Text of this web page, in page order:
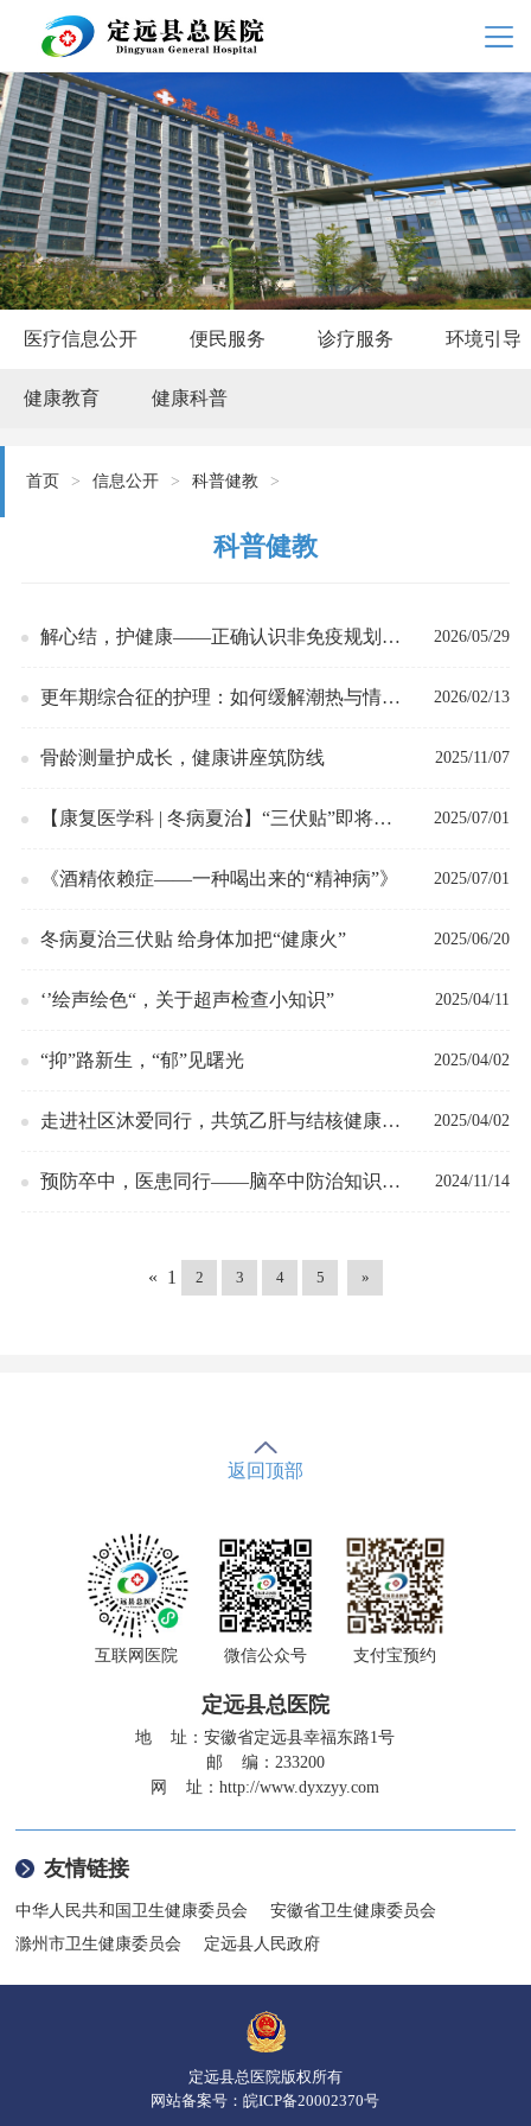
医疗信息公开 便民服务 诊疗服务 环境引导
健康教育 健康科普
首页 > 信息公开 > 科普健教 >
科普健教
解心结，护健康——正确认识非免疫规划疫
苗
2026/05/29
更年期综合征的护理：如何缓解潮热与情绪
波动
2026/02/13
骨龄测量护成长，健康讲座筑防线 2025/11/07
【康复医学科 | 冬病夏治】“三伏贴”即将上
线！
2025/07/01
《酒精依赖症——一种喝出来的“精神病”》 2025/07/01
冬病夏治三伏贴 给身体加把“健康火” 2025/06/20
‘’绘声绘色“，关于超声检查小知识” 2025/04/11
“抑”路新生，“郁”见曙光 2025/04/02
走进社区沐爱同行，共筑乙肝与结核健康防
线
2025/04/02
预防卒中，医患同行——脑卒中防治知识患 2024/11/14
« 1 2 3 4 5 »
返回顶部
互联网医院 微信公众号 支付宝预约
定远县总医院
地 址：安徽省定远县幸福东路1号
邮 编：233200
网 址：http://www.dyxzyy.com
友情链接
中华人民共和国卫生健康委员会
安徽省卫生健康委员会
滁州市卫生健康委员会
定远县人民政府
定远县总医院版权所有
网站备案号：皖ICP备20002370号